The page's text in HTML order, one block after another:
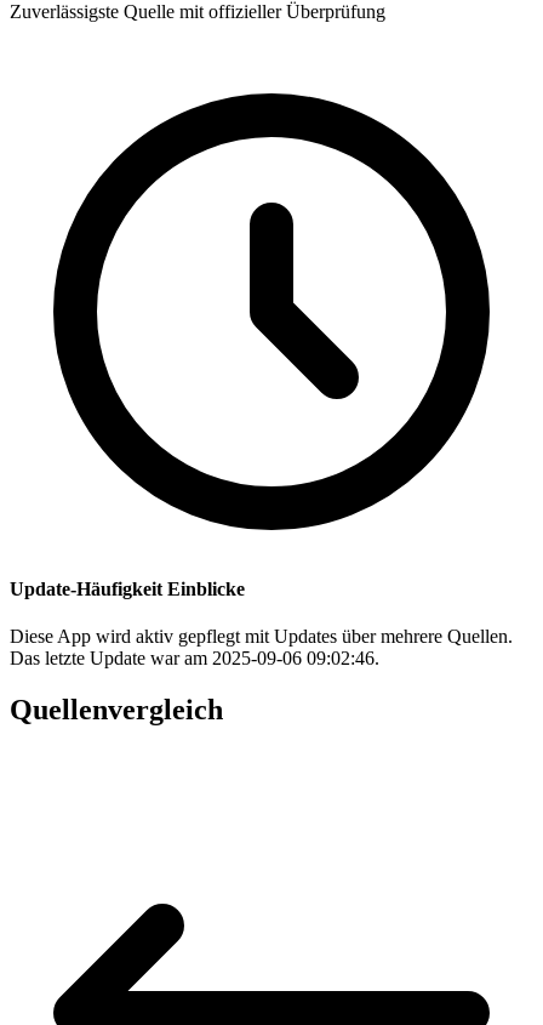
Zuverlässigste Quelle mit offizieller Überprüfung
Update-Häufigkeit Einblicke
Diese App wird aktiv gepflegt mit Updates über mehrere Quellen.
Das letzte Update war am 2025-09-06 09:02:46.
Quellenvergleich